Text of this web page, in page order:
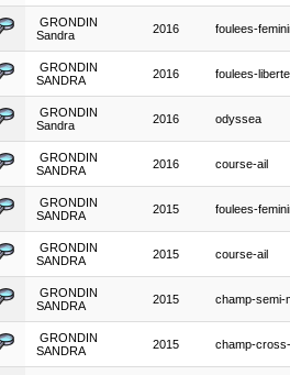
GRONDIN
Sandra
2016 foulees-
GRONDIN
SANDRA
2016 foulees-liberte
GRONDIN
Sandra
2016 odyssea
GRONDIN
SANDRA
2016 course-ail
GRONDIN
SANDRA
2015 foulees-
GRONDIN
SANDRA
2015 course-ail
GRONDIN
SANDRA
2015 champ-semi-
GRONDIN
SANDRA
2015 champ-